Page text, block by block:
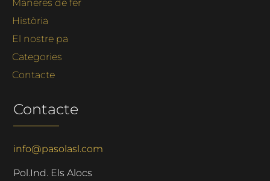
Maneres de fer
Història
El nostre pa
Categories
Contacte
Contacte
info@pasolasl.com
Pol.Ind. Els Alocs